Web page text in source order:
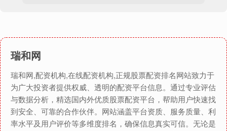
瑞和网
瑞和网,配资机构,在线配资机构,正规股票配资排名网站致力于
为广大投资者提供权威、透明的配资平台信息。通过专业评估
与数据分析，精选国内外优质股票配资平台，帮助用户快速找
到安全、可靠的合作伙伴。网站涵盖平台资质、服务质量、利
率水平及用户评价等多维度排名，确保信息真实可信。无论是